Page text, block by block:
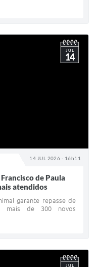
14 JUL 2026 - 16h11
JUL
14
de Paula
atendidos
garante repasse de
mais de 300 novos
JUL